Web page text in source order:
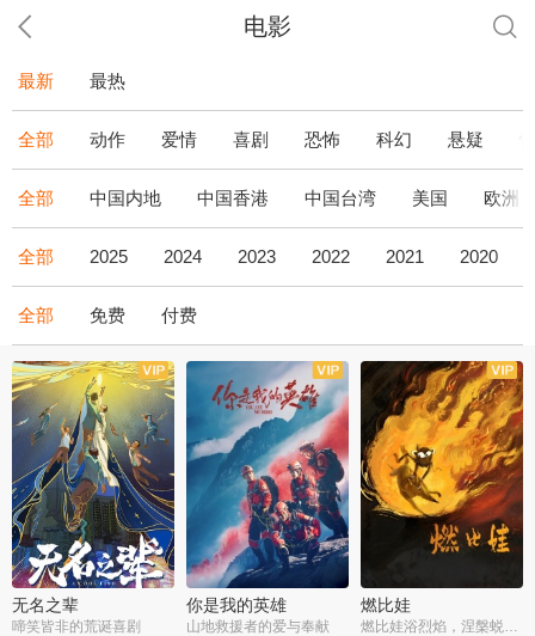
电影
最新 最热
全部 动作 爱情 喜剧 恐怖 科幻 悬疑
全部 中国内地 中国香港 中国台湾 美国 欧洲
全部 2025 2024 2023 2022 2021 2020
全部 免费 付费
无名之辈
啼笑皆非的荒诞喜剧
你是我的英雄
山地救援者的爱与奉献
燃比娃
燃比娃浴烈焰，涅槃蜕变成人